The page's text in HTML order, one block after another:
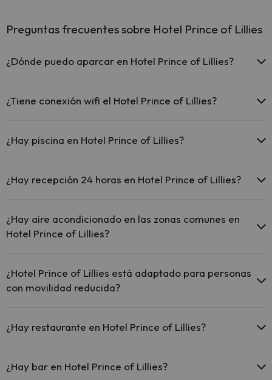
Preguntas frecuentes sobre Hotel Prince of Lillies
¿Dónde puedo aparcar en Hotel Prince of Lillies?
aparcamiento (bajo disponibilidad):
¿Tiene conexión wifi el Hotel Prince of Lillies?
¿Hay piscina en Hotel Prince of Lillies?
pago) Aquí tienes más info sobre la piscina y otras instalaciones.
¿Hay recepción 24 horas en Hotel Prince of Lillies?
¿Hay aire acondicionado en las zonas comunes en
Hotel Prince of Lillies?
comunes.
¿Hotel Prince of Lillies está adaptado para personas
con movilidad reducida?
movilidad reducida.
¿Hay restaurante en Hotel Prince of Lillies?
¿Hay bar en Hotel Prince of Lillies?